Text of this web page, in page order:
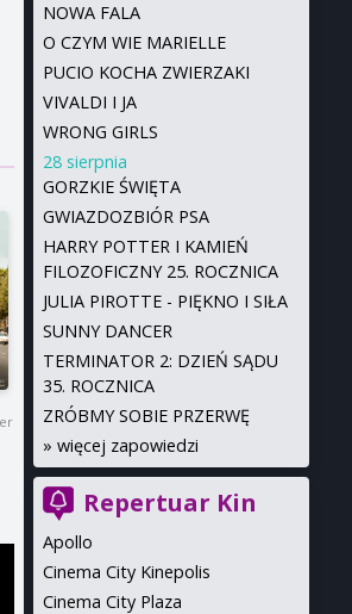
NOWA FALA
O CZYM WIE MARIELLE
PUCIO KOCHA ZWIERZAKI
VIVALDI I JA
WRONG GIRLS
28 sierpnia
GORZKIE ŚWIĘTA
GWIAZDOZBIÓR PSA
HARRY POTTER I KAMIEŃ
FILOZOFICZNY 25. ROCZNICA
JULIA PIROTTE - PIĘKNO I SIŁA
SUNNY DANCER
TERMINATOR 2: DZIEŃ SĄDU
35. ROCZNICA
ZRÓBMY SOBIE PRZERWĘ
» więcej zapowiedzi
Repertuar Kin
Apollo
Cinema City Kinepolis
Cinema City Plaza